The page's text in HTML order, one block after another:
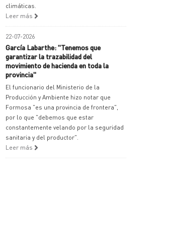
climáticas.
Leer más
22-07-2026
García Labarthe: "Tenemos que
garantizar la trazabilidad del
movimiento de hacienda en toda la
provincia"
El funcionario del Ministerio de la
Producción y Ambiente hizo notar que
Formosa "es una provincia de frontera",
por lo que "debemos que estar
constantemente velando por la seguridad
sanitaria y del productor".
Leer más